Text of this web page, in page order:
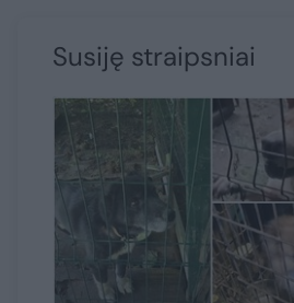
Susiję straipsniai